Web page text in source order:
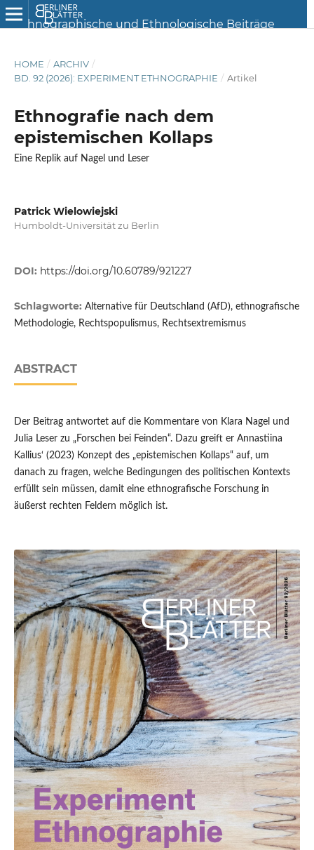
HOME / ARCHIV /
BD. 92 (2026): EXPERIMENT ETHNOGRAPHIE / Artikel
Ethnografie nach dem
epistemischen Kollaps
Eine Replik auf Nagel und Leser
Patrick Wielowiejski
Humboldt-Universität zu Berlin
DOI: https://doi.org/10.60789/921227
Schlagworte: Alternative für Deutschland (AfD), ethnografische
Methodologie, Rechtspopulismus, Rechtsextremismus
ABSTRACT
Der Beitrag antwortet auf die Kommentare von Klara Nagel und
Julia Leser zu „Forschen bei Feinden“. Dazu greift er Annastiina
Kallius‘ (2023) Konzept des „epistemischen Kollaps“ auf, um
danach zu fragen, welche Bedingungen des politischen Kontexts
erfüllt sein müssen, damit eine ethnografische Forschung in
äußerst rechten Feldern möglich ist.